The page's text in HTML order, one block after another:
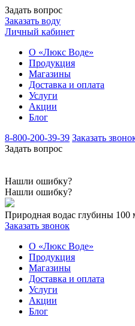
Задать вопрос
Заказать воду
Личный кабинет
О «Люкс Воде»
Продукция
Магазины
Доставка и оплата
Услуги
Акции
Блог
8-800-200-39-39 Заказать
Задать вопрос
Нашли ошибку?
Нашли ошибку?
Природная водас глубины 100
Заказать звонок
О «Люкс Воде»
Продукция
Магазины
Доставка и оплата
Услуги
Акции
Блог